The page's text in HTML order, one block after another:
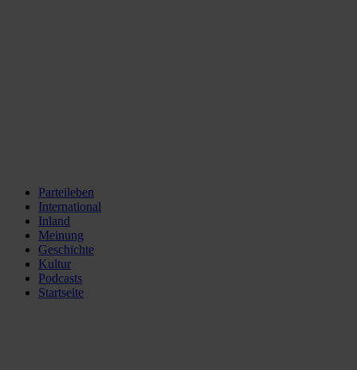
Parteileben
International
Inland
Meinung
Geschichte
Kultur
Podcasts
Startseite